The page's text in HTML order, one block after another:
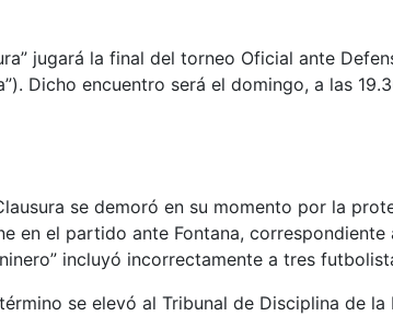
jugará la final del torneo Oficial ante
Dicho encuentro será el domingo, a las
se demoró en su momento por la
en el partido ante Fontana, correspondiente
incluyó incorrectamente a tres
se elevó al Tribunal de Disciplina de la